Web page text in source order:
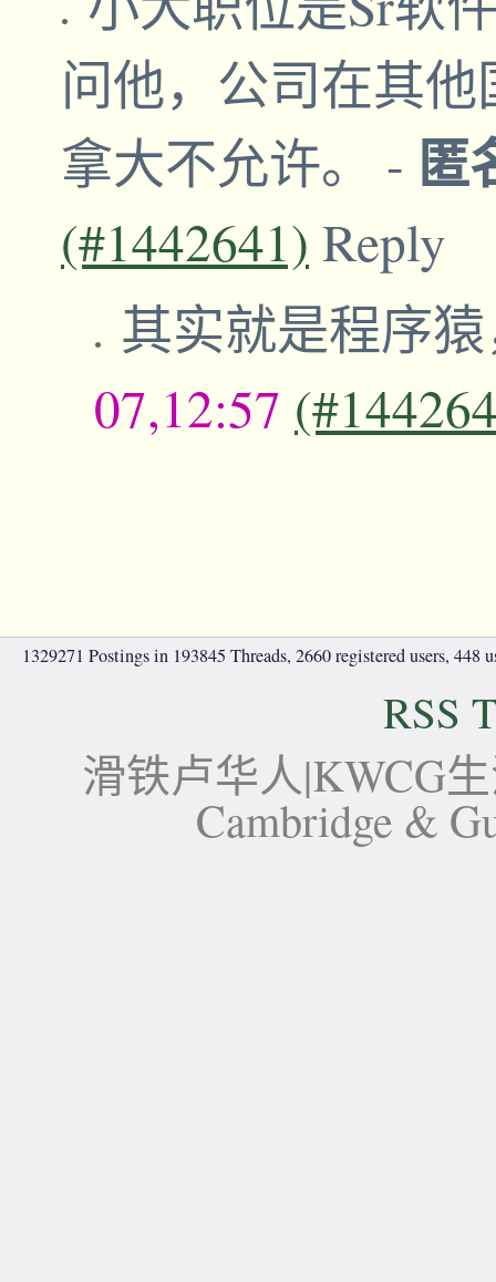
问他，公司在其
拿大不允许。 - 匿
(#1442641) Reply
其实就是程序
07,12:57
1329271 Postings in 193845 Threads, 2660 registered users, 448
RSS
滑铁卢华人|KWCG
Cambridge &